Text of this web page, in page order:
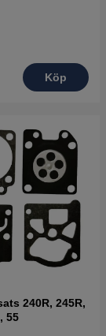
Köp
240R, 245R,
55